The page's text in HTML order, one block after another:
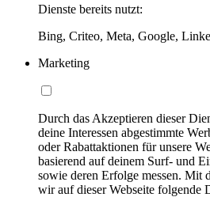
Dienste bereits nutzt:
Bing, Criteo, Meta, Google,
Marketing
Durch das Akzeptieren dieser
deine Interessen abgestimmte
oder Rabattaktionen für unsere
basierend auf deinem Surf- und
sowie deren Erfolge messen. Mit
wir auf dieser Webseite folgende